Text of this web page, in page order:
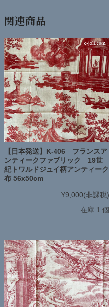
関連商品
【日本発送】K-406 フランスア
ンティークファブリック 19世
紀トワルドジュイ柄アンティーク
布 56x50cm
¥9,000(非課税)
在庫 1 個